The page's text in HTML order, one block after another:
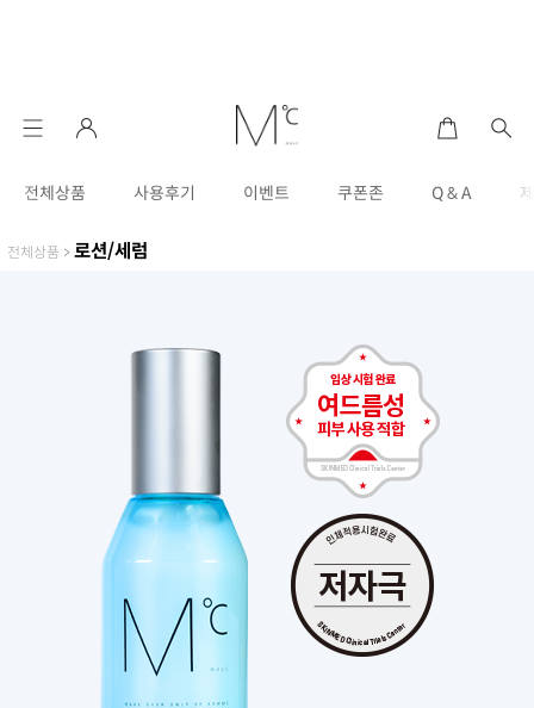
전체상품 사용후기 이벤트 쿠폰존 Q & A
전체상품 > 로션/세럼